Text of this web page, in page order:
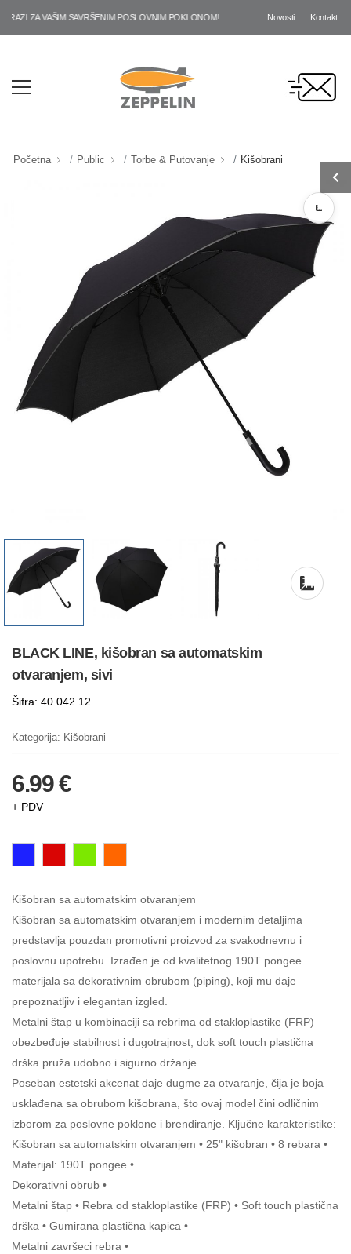
ZA VAŠIM SAVRŠENIM POSLOVNIM POKLONOM! Novosti Kontakt
Početna Public Torbe & Putovanje Kišobrani
BLACK LINE, kišobran sa automatskim
otvaranjem, sivi
Šifra: 40.042.12
Kategorija: Kišobrani
6.99 €
+ PDV
Kišobran sa automatskim otvaranjem
Kišobran sa automatskim otvaranjem i modernim detaljima
predstavlja pouzdan promotivni proizvod za svakodnevnu i
poslovnu upotrebu. Izrađen je od kvalitetnog 190T pongee
materijala sa dekorativnim obrubom (piping), koji mu daje
prepoznatljiv i elegantan izgled.
Metalni štap u kombinaciji sa rebrima od stakloplastike (FRP)
obezbeđuje stabilnost i dugotrajnost, dok soft touch plastična
drška pruža udobno i sigurno držanje.
Poseban estetski akcenat daje dugme za otvaranje, čija je boja
usklađena sa obrubom kišobrana, što ovaj model čini odličnim
izborom za poslovne poklone i brendiranje. Ključne karakteristike:
Kišobran sa automatskim otvaranjem • 25" kišobran • 8 rebara •
Materijal: 190T pongee •
Dekorativni obrub •
Metalni štap • Rebra od stakloplastike (FRP) • Soft touch plastična
drška • Gumirana plastična kapica •
Metalni završeci rebra •